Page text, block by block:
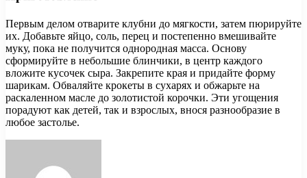
Первым делом отварите клубни до мягкости, затем пюрируйте
их. Добавьте яйцо, соль, перец и постепенно вмешивайте
муку, пока не получится однородная масса. Основу
сформируйте в небольшие блинчики, в центр каждого
вложите кусочек сыра. Закрепите края и придайте форму
шарикам. Обваляйте крокеты в сухарях и обжарьте на
раскаленном масле до золотистой корочки. Эти угощения
порадуют как детей, так и взрослых, внося разнообразие в
любое застолье.